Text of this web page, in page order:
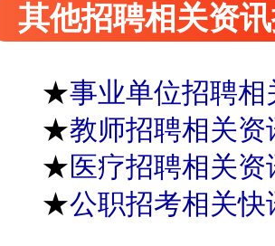
其他招聘相关资
★事业单位招聘相
★教师招聘相关资
★医疗招聘相关资
★公职招考相关快